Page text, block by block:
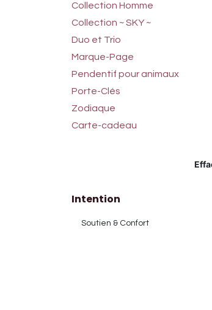
Collection Homme
Collection ~ SKY ~
Duo et Trio
Marque-Page
Pendentif pour animaux
Porte-Clés
Zodiaque
Carte-cadeau
Intention